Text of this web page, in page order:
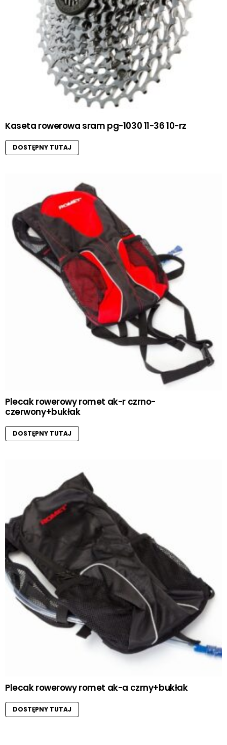
Kaseta rowerowa sram pg-1030 11-36 10-rz
DOSTĘPNY TUTAJ
Plecak rowerowy romet ak-r czrno-
czerwony+bukłak
DOSTĘPNY TUTAJ
Plecak rowerowy romet ak-a czrny+bukłak
DOSTĘPNY TUTAJ